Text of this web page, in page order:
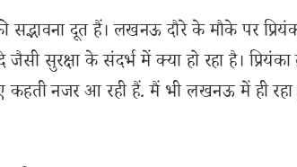
सद्भावना दूत हैं। लखनऊ दौरे के मौके पर
जैसी सुरक्षा के संदर्भ में क्या हो रहा है।
कहती नजर आ रही हैं. मैं भी लखनऊ में ही